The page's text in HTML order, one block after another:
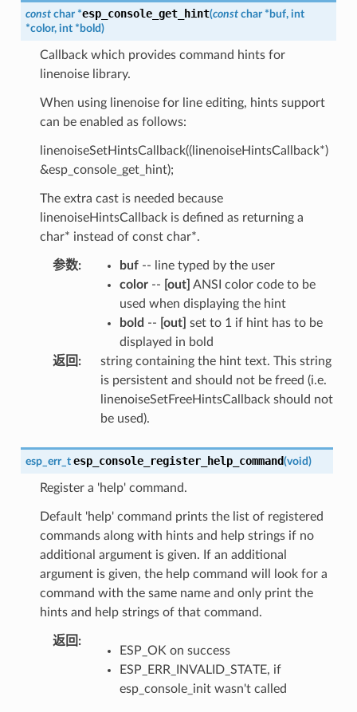
const char *esp_console_get_hint(const char * buf, int
*color, int * bold)
Callback which provides command hints for
linenoise library.
When using linenoise for line editing, hints support
can be enabled as follows:
linenoiseSetHintsCallback((linenoiseHintsCallback*)
&esp_console_get_hint);
The extra cast is needed because
linenoiseHintsCallback is defined as returning a
char* instead of const char*.
参数: buf-- line typed by the user
color-- [out] ANSI color code to be
used when displaying the hint
bold -- [out] set to 1 if hint has to be
displayed in bold
返回 :
string containing the hint text. This string
is persistent and should not be freed (i.e.
linenoiseSetFreeHintsCallback should not
be used).
esp_err_t esp_console_register_help_command(void)
Register a 'help' command.
Default 'help' command prints the list of registered
commands along with hints and help strings if no
additional argument is given. If an additional
argument is given, the help command will look for a
command with the same name and only print the
hints and help strings of that command.
返回 :
ESP_OK on success
ESP_ERR_INVALID_STATE, if
esp_console_init wasn't called